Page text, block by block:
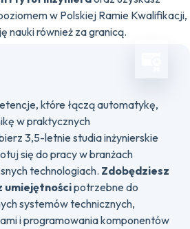
w Polskiej Ramie Kwalifikacji,
nauki również za granicą.
które łączą automatykę,
w praktycznych
3,5-letnie studia inżynierskie
się do pracy w branżach
technologiach. Zdobędziesz
umiejętnościpotrzebne do
systemów technicznych,
i programowania komponentów